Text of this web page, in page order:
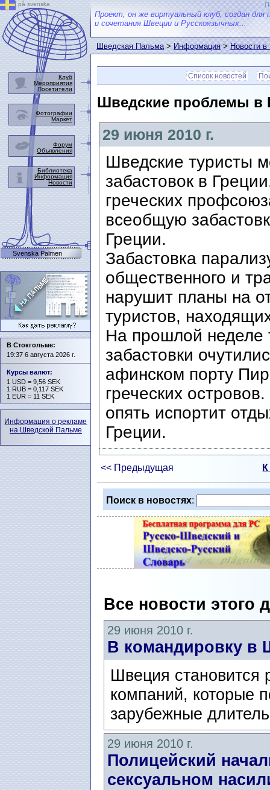
Проект, он же виртуальный клуб, создан для
и сочетания Швеции и Русскоязычных...
Шведская Пальма>Информация>Новости
Список новостей
Шведские проблемы в
29 июня 2010 г.
Шведские туристы
забастовок в
греческих
всеобщую
Греции.
Забастовка
общественного и
нарушит планы на
туристов,
На прошлой неделе
забастовки
афинском порту
греческих
опять испортит
Греции.
<< Предыдущая
Поиск в новостях:
Все новости этого
29 июня 2010 г.
В командировку в
Швеция
компаний, которые
зарубежные
29 июня 2010 г.
Полицейский
сексуальном
på svenska
Клуб
Мероприятия
Посетители
Фотографии
Маркет
Форум
Объявления
Библиотека
Информация
Новости
Svenska Palmen
В Стокгольме:
19:37 6 августа 2026 г.
Курсы валют:
1 USD = 9,56 SEK
1 RUB = 0,117 SEK
1 EUR = 11 SEK
Информация о рекламе
на Шведской Пальме